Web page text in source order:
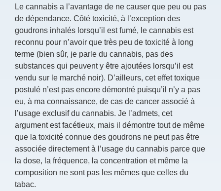
Le cannabis a l’avantage de ne causer que peu ou pas
de dépendance. Côté toxicité, à l’exception des
goudrons inhalés lorsqu’il est fumé, le cannabis est
reconnu pour n’avoir que très peu de toxicité à long
terme (bien sûr, je parle du cannabis, pas des
substances qui peuvent y être ajoutées lorsqu’il est
vendu sur le marché noir). D’ailleurs, cet effet toxique
postulé n’est pas encore démontré puisqu’il n’y a pas
eu, à ma connaissance, de cas de cancer associé à
l’usage exclusif du cannabis. Je l’admets, cet
argument est facétieux, mais il démontre tout de même
que la toxicité connue des goudrons ne peut pas être
associée directement à l’usage du cannabis parce que
la dose, la fréquence, la concentration et même la
composition ne sont pas les mêmes que celles du
tabac.